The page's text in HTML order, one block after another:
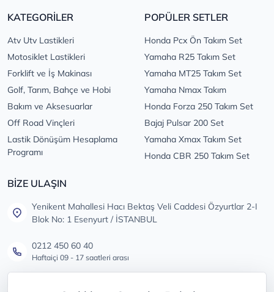
KATEGORİLER
Atv Utv Lastikleri
Motosiklet Lastikleri
Forklift ve İş Makinası
Golf, Tarım, Bahçe ve Hobi
Bakım ve Aksesuarlar
Off Road Vinçleri
Lastik Dönüşüm Hesaplama
Programı
POPÜLER SETLER
Honda Pcx Ön Takım Set
Yamaha R25 Takım Set
Yamaha MT25 Takım Set
Yamaha Nmax Takım
Honda Forza 250 Takım Set
Bajaj Pulsar 200 Set
Yamaha Xmax Takım Set
Honda CBR 250 Takım Set
BİZE ULAŞIN
Yenikent Mahallesi Hacı Bektaş Veli Caddesi Özyurtlar 2-I
Blok No: 1 Esenyurt / İSTANBUL
0212 450 60 40
Haftaiçi 09 - 17 saatleri arası